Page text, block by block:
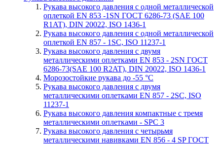
Рукава высокого давления с одной металлической
оплеткой EN 853 -1SN ГОСТ 6286-73 (SAE 100
R1AT), DIN 20022, ISO 1436-1
Рукава высокого давления с одной металлической
оплеткой EN 857 - 1SС, ISO 11237-1
Рукава высокого давления с двумя
металлическими оплетками EN 853 - 2SN ГОСТ
6286-73(SAE 100 R2AT), DIN 20022, ISO 1436-1
Морозостойкие рукава до -55 °С
Рукава высокого давления с двумя
металлическими оплетками EN 857 - 2SС, ISO
11237-1
Рукава высокого давления компактные с тремя
металлическими оплетками - SPC 3
Рукава высокого давления с четырьмя
металлическими навивками EN 856 - 4 SP ГОСТ